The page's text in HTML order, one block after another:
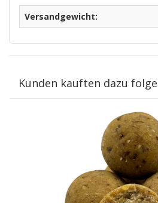
Versandgewicht:
Kunden kauften dazu